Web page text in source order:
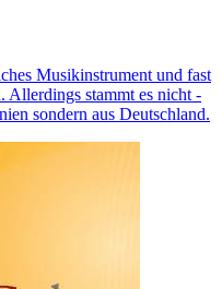
Musikinstrument und fast
Allerdings stammt es nicht -
sondern aus Deutschland.